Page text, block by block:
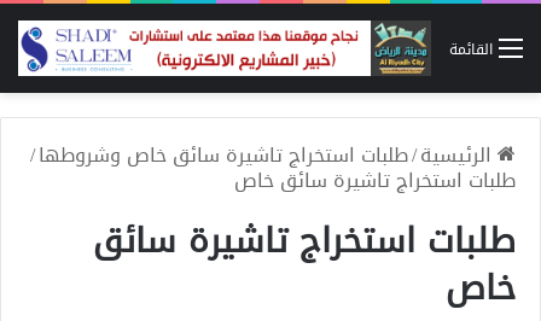
القائمة
الرئيسية/طلبات استخراج تاشيرة سائق خاص وشروطها/
طلبات استخراج تاشيرة سائق خاص
طلبات استخراج تاشيرة سائق
خاص